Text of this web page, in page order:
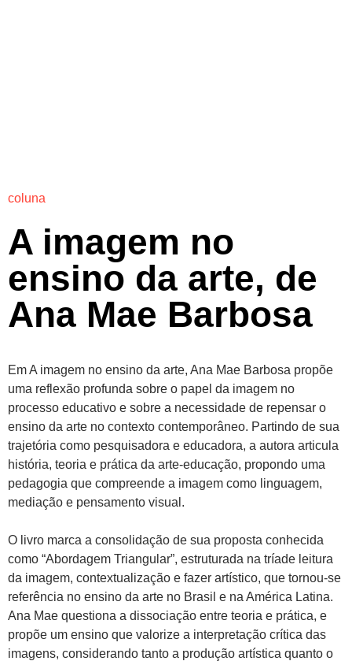
coluna
A imagem no
ensino da arte, de
Ana Mae Barbosa
Em A imagem no ensino da arte, Ana Mae Barbosa propõe
uma reflexão profunda sobre o papel da imagem no
processo educativo e sobre a necessidade de repensar o
ensino da arte no contexto contemporâneo. Partindo de sua
trajetória como pesquisadora e educadora, a autora articula
história, teoria e prática da arte-educação, propondo uma
pedagogia que compreende a imagem como linguagem,
mediação e pensamento visual.
O livro marca a consolidação de sua proposta conhecida
como “Abordagem Triangular”, estruturada na tríade leitura
da imagem, contextualização e fazer artístico, que tornou-se
referência no ensino da arte no Brasil e na América Latina.
Ana Mae questiona a dissociação entre teoria e prática, e
propõe um ensino que valorize a interpretação crítica das
imagens, considerando tanto a produção artística quanto o